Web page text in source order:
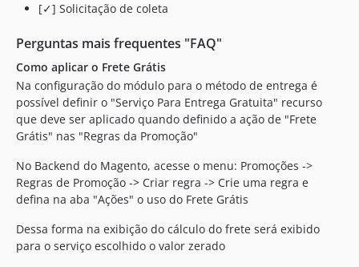
[✓] Solicitação de coleta
Perguntas mais frequentes "FAQ"
Como aplicar o Frete Grátis
Na configuração do módulo para o método de entrega é
possível definir o "Serviço Para Entrega Gratuita" recurso
que deve ser aplicado quando definido a ação de "Frete
Grátis" nas "Regras da Promoção"
No Backend do Magento, acesse o menu: Promoções ->
Regras de Promoção -> Criar regra -> Crie uma regra e
defina na aba "Ações" o uso do Frete Grátis
Dessa forma na exibição do cálculo do frete será exibido
para o serviço escolhido o valor zerado